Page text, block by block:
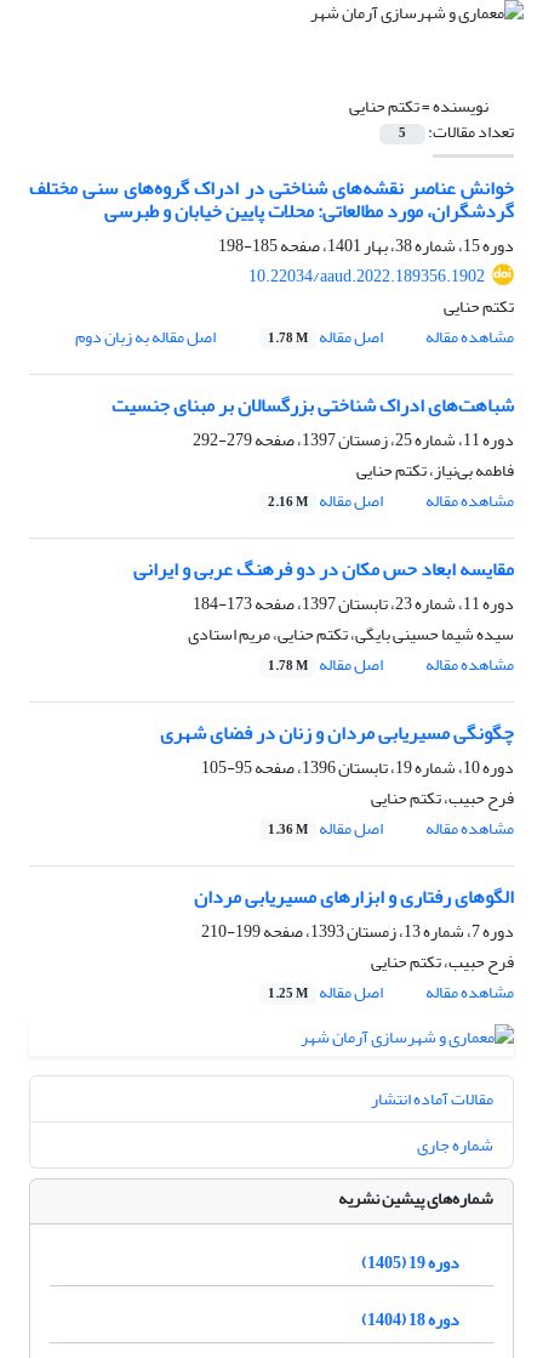
نویسنده =تکتم حنایی
تعداد مقالات: 5
خوانش عناصر نقشه‌های شناختی در ادراک گروه‌های سنی مختلف
گردشگران، مورد مطالعاتی: محلات پایین خیابان و طبرسی
دوره 15، شماره 38، بهار 1401، صفحه
185-198
10.22034/aaud.2022.189356.1902
تکتم حنایی
مشاهده مقاله
اصل مقاله 1.78 M اصل مقاله به زبان دوم
شباهت‌های ادراک شناختی بزرگسالان بر مبنای جنسیت
دوره 11، شماره 25، زمستان 1397، صفحه
279-292
فاطمه بی‌نیاز، تکتم حنایی
مشاهده مقاله
اصل مقاله 2.16 M
مقایسه ابعاد حس مکان در دو فرهنگ عربی و ایرانی
دوره 11، شماره 23، تابستان 1397، صفحه
173-184
سیده شیما حسینی بایگی، تکتم حنایی، مریم استادی
مشاهده مقاله
اصل مقاله 1.78 M
چگونگی مسیریابی مردان و زنان در فضای شهری
دوره 10، شماره 19، تابستان 1396، صفحه
95-105
فرح حبیب، تکتم حنایی
مشاهده مقاله
اصل مقاله 1.36 M
الگوهای رفتاری و ابزارهای مسیریابی مردان
دوره 7، شماره 13، زمستان 1393، صفحه
199-210
فرح حبیب، تکتم حنایی
مشاهده مقاله
اصل مقاله 1.25 M
مقالات آماده انتشار
شماره جاری
شماره‌های پیشین نشریه
دوره 19 (1405)
دوره 18 (1404)